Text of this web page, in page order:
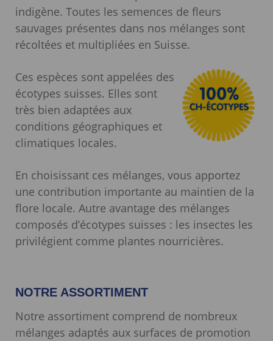
indigène. Toutes les semences de fleurs
sauvages présentes dans nos mélanges sont
récoltées et multipliées en Suisse.
Ces espèces sont appelées des
écotypes suisses. Elles sont
très bien adaptées aux
conditions géographiques et
climatiques locales.
En choisissant ces mélanges, vous apportez
une contribution importante au maintien de la
flore locale. Autre avantage des mélanges
composés d’écotypes suisses : les insectes les
privilégient comme plantes nourricières.
NOTRE ASSORTIMENT
Notre assortiment comprend de nombreux
mélanges adaptés aux surfaces de promotion